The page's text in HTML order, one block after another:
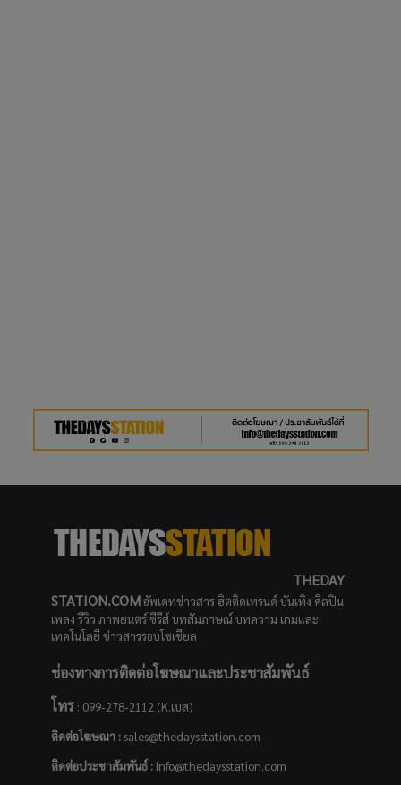
THEDAY
STATION.COMอัพเดทข่าวสาร ฮิตติดเทรนด์ บันเทิง ศิลปิน
เพลง รีวิว ภาพยนตร์ ซีรีส์ บทสัมภาษณ์ บทความ เกมและ
เทคโนโลยี ข่าวสารรอบโซเชียล
ช่องทางการติดต่อโฆษณาและประชาสัมพันธ์
โทร: 099-278-2112 (K.เบส)
ติดต่อโฆษณา :sales@thedaysstation.com
ติดต่อประชาสัมพันธ์: Info@thedaysstation.com